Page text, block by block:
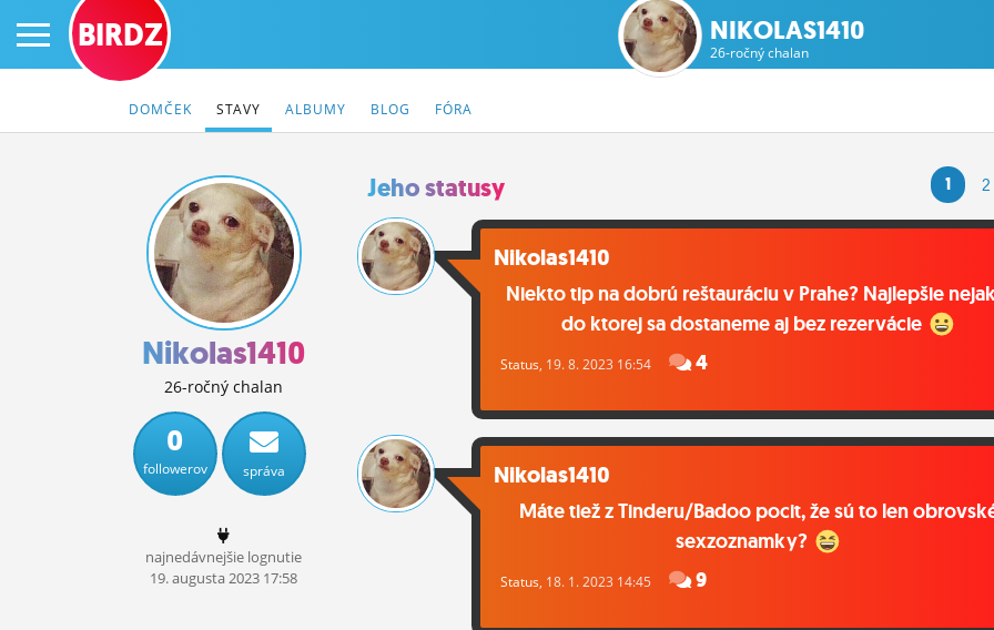
PRIHLÁS SA
ČINŽIAK
FÓRUM
STATUSY
BLOGY
OBRÁZKY
MÔJ PROFIL
BIRDZ NIKOLAS1410
26-ročný chalan
DOMČEK STAVY ALBUMY BLOG FÓRA
Nikolas1410
26-ročný chalan
0
followerov správa
najnedávnejšie lognutie
19.augusta2023 17:58
Jeho statusy 1 2
Nikolas1410
Niekto tip na dobrú reštauráciu v Prahe? Najlepšie
do ktorej sa dostaneme aj bez rezervácie
Status, 19. 8. 2023 16:54 4
Nikolas1410
Máte tiež z Tinderu/Badoo pocit, že sú to len
sexzoznamky?
Status, 18. 1. 2023 14:45 9